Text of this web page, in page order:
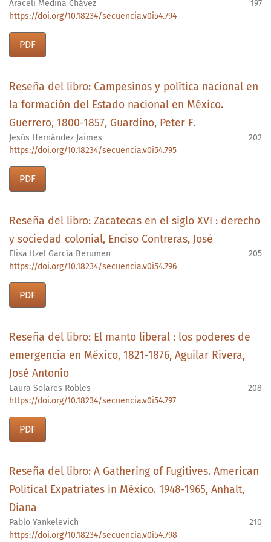
Araceli Medina Chávez
197
https://doi.org/10.18234/secuencia.v0i54.794
PDF
Reseña del libro: Campesinos y política nacional en
la formación del Estado nacional en México.
Guerrero, 1800-1857, Guardino, Peter F.
Jesús Hernández Jaimes
202
https://doi.org/10.18234/secuencia.v0i54.795
PDF
Reseña del libro: Zacatecas en el siglo XVI : derecho
y sociedad colonial, Enciso Contreras, José
Elisa Itzel García Berumen
205
https://doi.org/10.18234/secuencia.v0i54.796
PDF
Reseña del libro: El manto liberal : los poderes de
emergencia en México, 1821-1876, Aguilar Rivera,
José Antonio
Laura Solares Robles
208
https://doi.org/10.18234/secuencia.v0i54.797
PDF
Reseña del libro: A Gathering of Fugitives. American
Political Expatriates in México. 1948-1965, Anhalt,
Diana
Pablo Yankelevich
210
https://doi.org/10.18234/secuencia.v0i54.798